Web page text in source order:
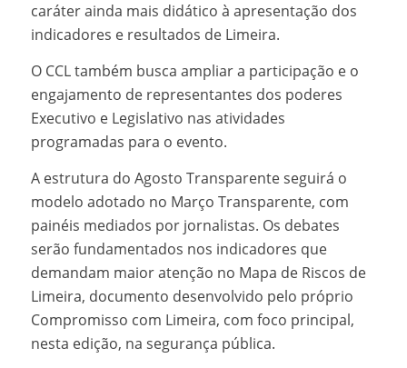
caráter ainda mais didático à apresentação dos
indicadores e resultados de Limeira.
O CCL também busca ampliar a participação e o
engajamento de representantes dos poderes
Executivo e Legislativo nas atividades
programadas para o evento.
A estrutura do Agosto Transparente seguirá o
modelo adotado no Março Transparente, com
painéis mediados por jornalistas. Os debates
serão fundamentados nos indicadores que
demandam maior atenção no Mapa de Riscos de
Limeira, documento desenvolvido pelo próprio
Compromisso com Limeira, com foco principal,
nesta edição, na segurança pública.